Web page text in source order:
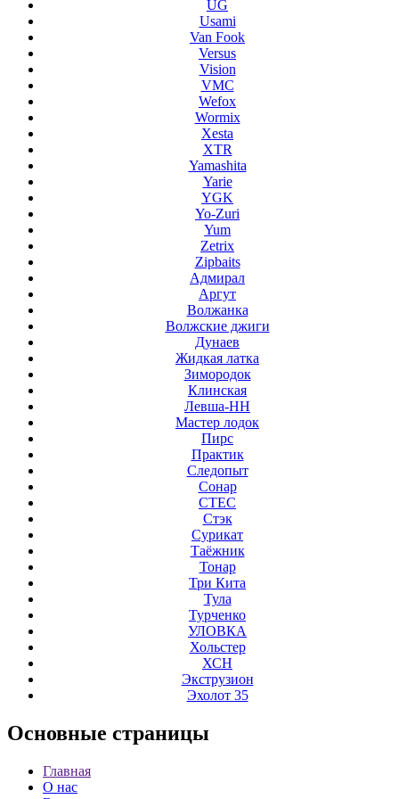
UG
Usami
Van Fook
Versus
Vision
VMC
Wefox
Wormix
Xesta
XTR
Yamashita
Yarie
YGK
Yo-Zuri
Yum
Zetrix
Zipbaits
Адмирал
Аргут
Волжанка
Волжские джиги
Дунаев
Жидкая латка
Зимородок
Клинская
Левша-НН
Мастер лодок
Пирс
Практик
Следопыт
Сонар
СТЕС
Стэк
Сурикат
Таёжник
Тонар
Три Кита
Тула
Турченко
УЛОВКА
Хольстер
ХСН
Экструзион
Эхолот 35
Основные страницы
Главная
О нас